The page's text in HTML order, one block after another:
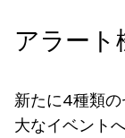
アラート
新たに4種類
大なイベント